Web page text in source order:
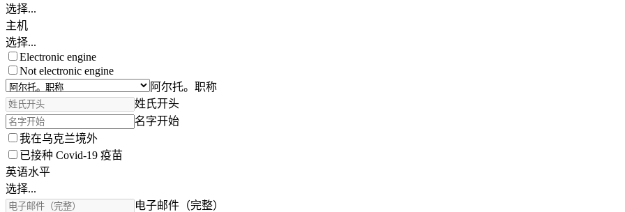
选择...
主机
选择...
Electronic engine
Not electronic engine
阿尔托。职称
姓氏开头
名字开始
我在乌克兰境外
已接种 Covid-19 疫苗
英语水平
选择...
电子邮件（完整）